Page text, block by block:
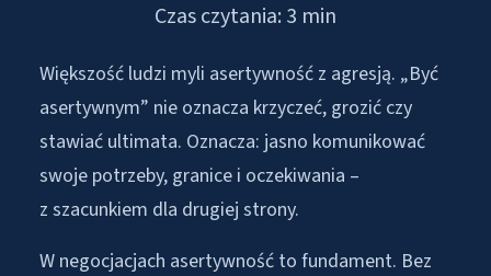
Czas czytania: 3 min
Większość ludzi myli asertywność z agresją. „Być
asertywnym” nie oznacza krzyczeć, grozić czy
stawiać ultimata. Oznacza: jasno komunikować
swoje potrzeby, granice i oczekiwania –
z szacunkiem dla drugiej strony.
W negocjacjach asertywność to fundament. Bez